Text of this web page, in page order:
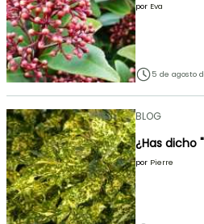
por Eva
5 de agosto
BLOG
¿Has dicho
por Pierre